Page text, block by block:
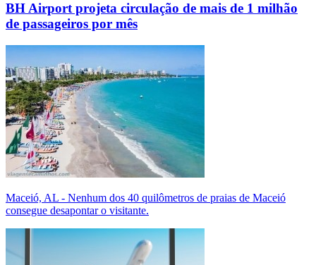
BH Airport projeta circulação de mais de 1 milhão
de passageiros por mês
Maceió, AL - Nenhum dos 40 quilômetros de praias de Maceió
consegue desapontar o visitante.